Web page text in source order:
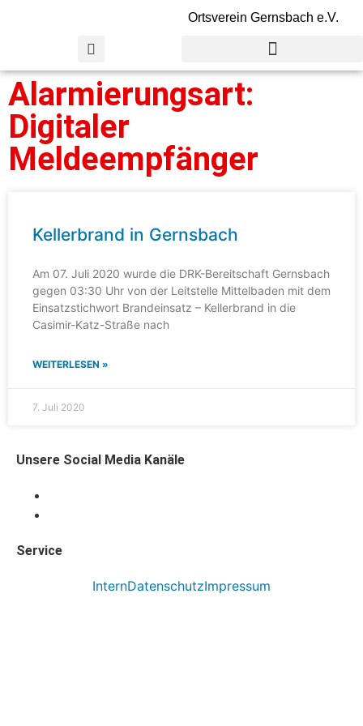
Ortsverein Gernsbach e.V.
Alarmierungsart:
Digitaler
Meldeempfänger
Kellerbrand in Gernsbach
Am 07. Juli 2020 wurde die DRK-Bereitschaft Gernsbach
gegen 03:30 Uhr von der Leitstelle Mittelbaden mit dem
Einsatzstichwort Brandeinsatz – Kellerbrand in die
Casimir-Katz-Straße nach
WEITERLESEN »
7. Juli 2020
Unsere Social Media Kanäle
Service
InternDatenschutzImpressum